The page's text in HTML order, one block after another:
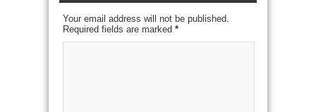
Your email address will not be published.
Required fields are marked *